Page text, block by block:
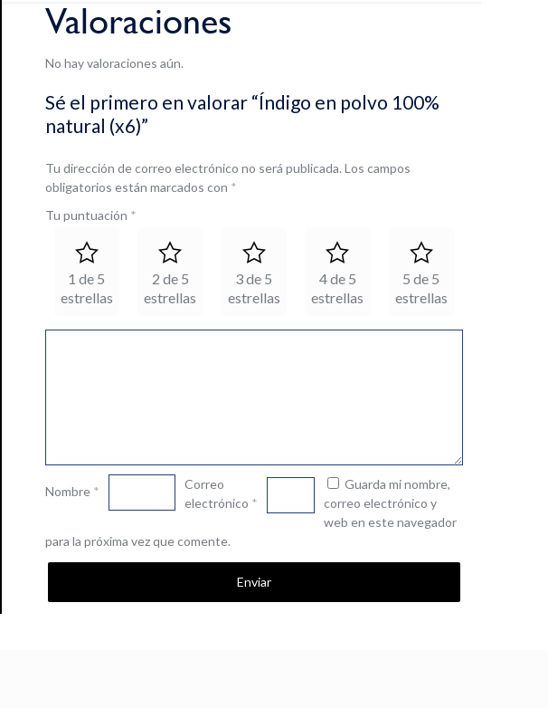
Valoraciones
No hay valoraciones aún.
Sé el primero en valorar “Índigo en polvo 100%
natural (x6)”
Tu dirección de correo electrónico no será publicada. Los campos
obligatorios están marcados con *
Tu puntuación *
1 de 5
estrellas
2 de 5
estrellas
3 de 5
estrellas
4 de 5
estrellas
5 de 5
estrellas
Nombre *
Correo
electrónico *
Guarda mi nombre,
correo electrónico y
web en este navegador
para la próxima vez que comente.